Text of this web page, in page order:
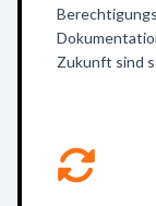
Zukunft sind